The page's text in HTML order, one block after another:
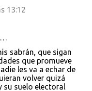
13:12
sabrán, que sigan
que promueve
les va a echar de
volver quizá
su suelo electoral